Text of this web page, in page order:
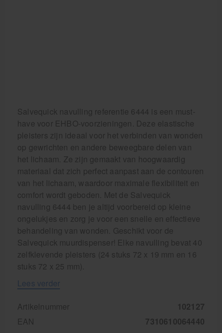
Salvequick navulling referentie 6444 is een must-
have voor EHBO-voorzieningen. Deze elastische
pleisters zijn ideaal voor het verbinden van wonden
op gewrichten en andere beweegbare delen van
het lichaam. Ze zijn gemaakt van hoogwaardig
materiaal dat zich perfect aanpast aan de contouren
van het lichaam, waardoor maximale flexibiliteit en
comfort wordt geboden. Met de Salvequick
navulling 6444 ben je altijd voorbereid op kleine
ongelukjes en zorg je voor een snelle en effectieve
behandeling van wonden. Geschikt voor de
Salvequick muurdispenser! Elke navulling bevat 40
zelfklevende pleisters (24 stuks 72 x 19 mm en 16
stuks 72 x 25 mm).
Lees verder
Artikelnummer
102127
EAN
7310610064440